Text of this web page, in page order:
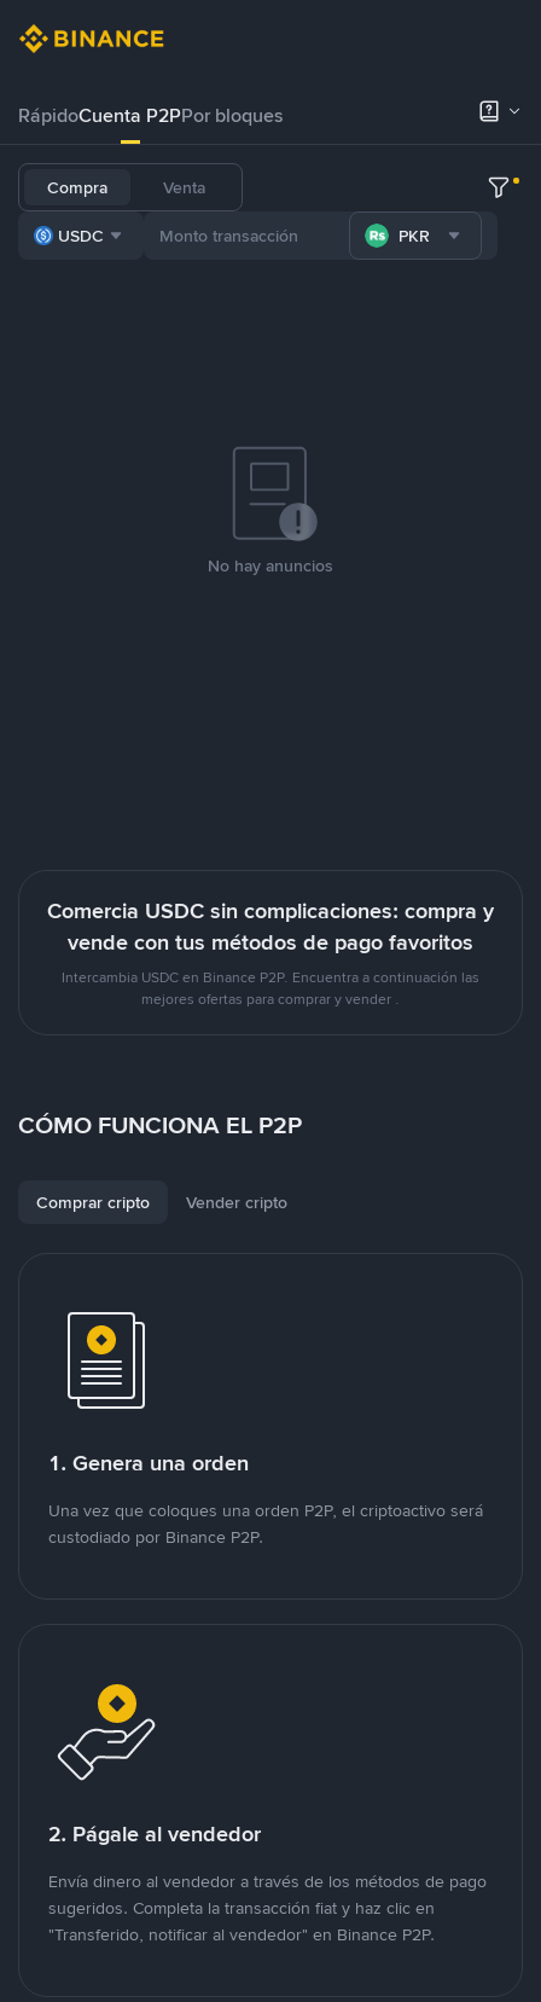
RápidoCuenta P2PPor bloques
Compra Venta
USDC PKR
No hay anuncios
Comercia USDC sin complicaciones: compra y
vende con tus métodos de pago favoritos
Intercambia USDC en Binance P2P. Encuentra a continuación las
mejores ofertas para comprar y vender .
CÓMO FUNCIONA EL P2P
Comprar cripto Vender cripto
1. Genera una orden
Una vez que coloques una orden P2P, el criptoactivo será
custodiado por Binance P2P.
2. Págale al vendedor
Envía dinero al vendedor a través de los métodos de pago
sugeridos. Completa la transacción fiat y haz clic en
"Transferido, notificar al vendedor" en Binance P2P.